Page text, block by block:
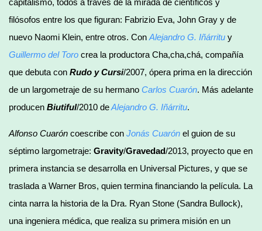
filósofos entre los que figuran: Fabrizio Eva, John Gray y de
nuevo Naomi Klein, entre otros. Con Alejandro G. Iñárritu y
Guillermo del Toro crea la productora Cha,cha,chá, compañía
que debuta con Rudo y Cursi/2007, ópera prima en la dirección
de un largometraje de su hermano Carlos Cuarón. Más adelante
producen Biutiful/2010 deAlejandro G. Iñárritu.
Alfonso Cuarón coescribe con Jonás Cuarón el guion de su
séptimo largometraje: Gravity/Gravedad/2013, proyecto que en
primera instancia se desarrolla en Universal Pictures, y que se
traslada a Warner Bros, quien termina financiando la película. La
cinta narra la historia de la Dra. Ryan Stone (Sandra Bullock),
una ingeniera médica, que realiza su primera misión en un